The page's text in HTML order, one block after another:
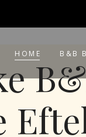
HOME B&B